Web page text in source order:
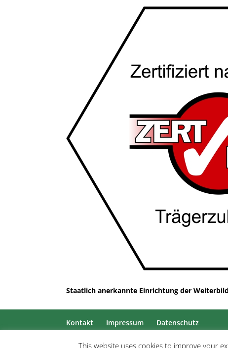
Staatlich anerkannte Einrichtung der
Kontakt Impressum Datenschutz
This website uses cookies to improve your